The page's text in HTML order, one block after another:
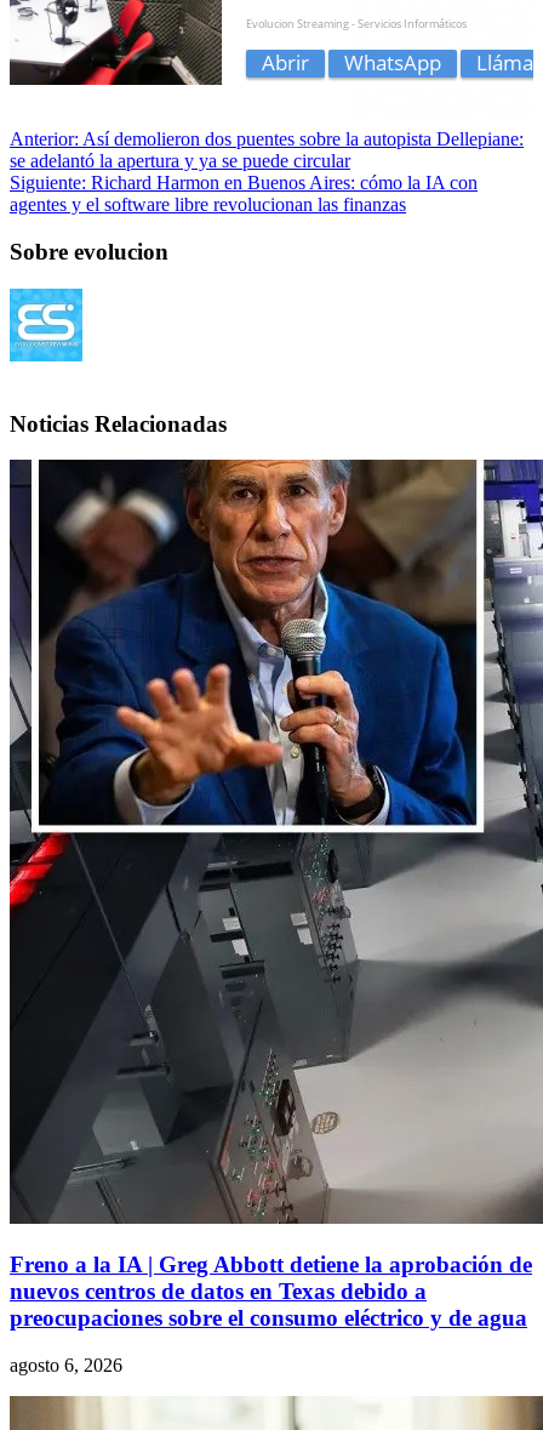
Anterior: Así demolieron dos puentes sobre la autopista Dellepiane:
se adelantó la apertura y ya se puede circular
Siguiente: Richard Harmon en Buenos Aires: cómo la IA con
agentes y el software libre revolucionan las finanzas
Sobre evolucion
Noticias Relacionadas
Freno a la IA | Greg Abbott detiene la aprobación de
nuevos centros de datos en Texas debido a
preocupaciones sobre el consumo eléctrico y de agua
agosto 6, 2026